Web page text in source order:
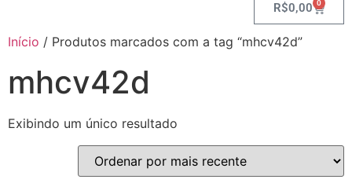
R$0,00 0
Início / Produtos marcados com a tag “mhcv42d”
mhcv42d
Exibindo um único resultado